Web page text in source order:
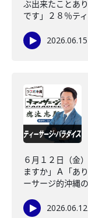
ぶ出来たことあ
です」２８％テ
2026.06.15
６月１２日（金
ますか」Ａ「あ
ーサージ的沖縄
2026.06.12